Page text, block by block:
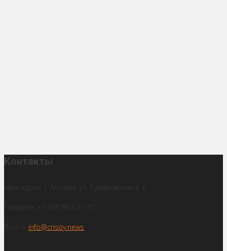
Контакты
Наш адрес: г. Москва, ул. Суворовская д. 6
Телефон: +7 495 963-27-31
Почта: info@crispy.news